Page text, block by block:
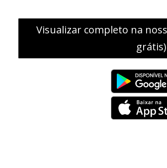
Visualizar completo na
grátis)